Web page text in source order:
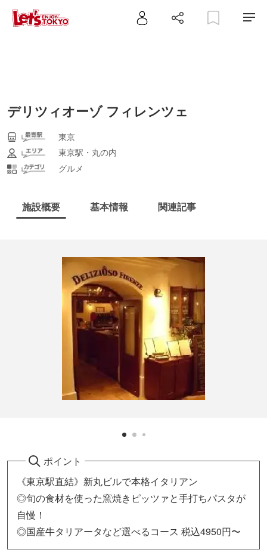
デリツィオーゾ フィレンツェ
東京
東京駅・丸の内
グルメ
施設概要 基本情報 関連記事
ポイント
《東京駅直結》新丸ビルで本格イタリアン
◎旬の食材を使った窯焼きピッツァと手打ちパスタが
自慢！
◎国産牛タリアータなど選べるコース 税込4950円〜